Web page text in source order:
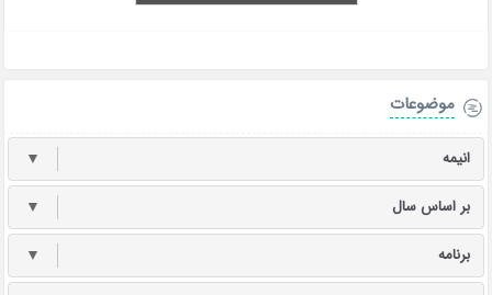
موضوعات
انیمه ▼
بر اساس سال ▼
برنامه ▼